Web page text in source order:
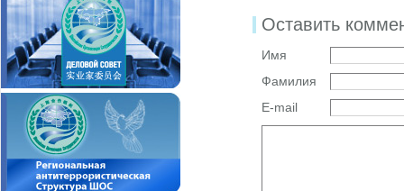
Оставить
Имя
Фамилия
E-mail